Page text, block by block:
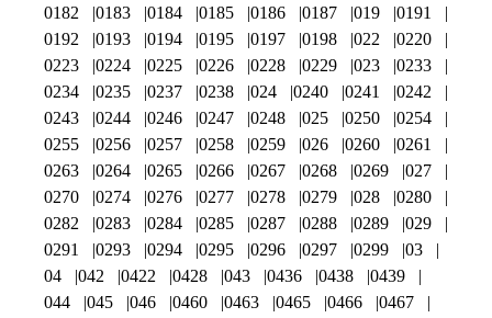
0182 0183 0184 0185 0186 0187 019
0191
0192
0193 0194 0195 0197 0198 022
0220
0223
0224 0225 0226 0228 0229 023
0233
0234
0235 0237 0238 024 0240 0241
0242
0243
0244 0246 0247 0248 025 0250
0254
0255
0256 0257 0258 0259 026 0260
0261
0263
0264 0265 0266 0267 0268 0269
027
0270
0274 0276 0277 0278 0279 028
0280
0282
0283 0284 0285 0287 0288 0289
029
0291
0293 0294 0295 0296 0297 0299
03
04
042 0422 0428 043 0436 0438
0439
044
045 046 0460 0463 0465 0466
0467